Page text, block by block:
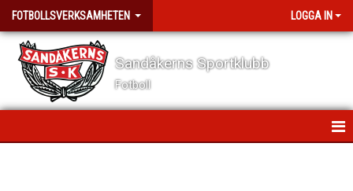
FOTBOLLSVERKSAMHETEN LOGGA IN
Sandåkerns Sportklubb
Fotboll